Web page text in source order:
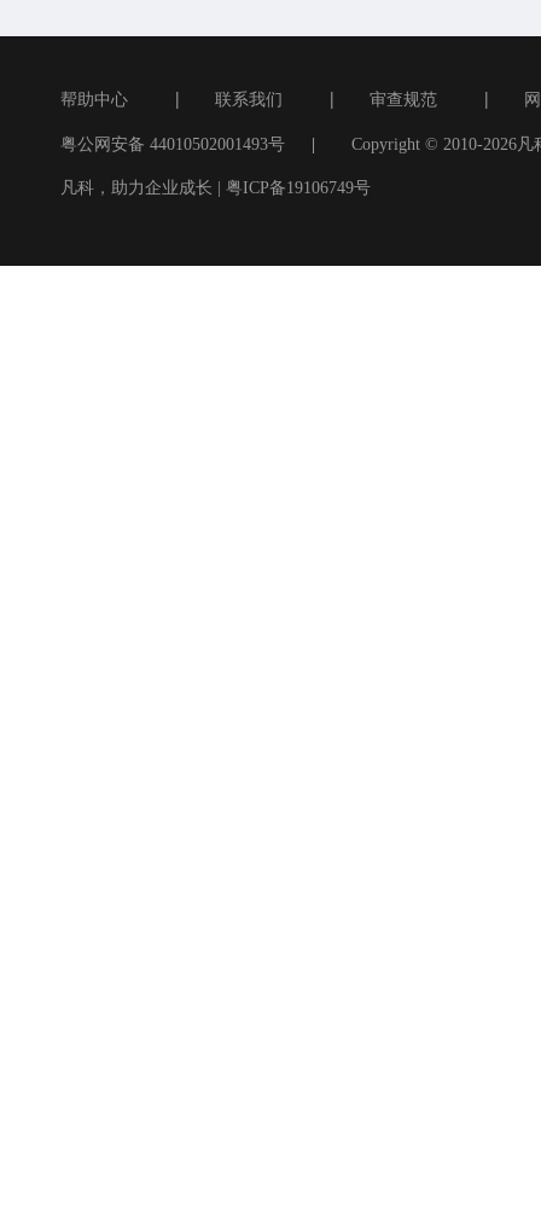
帮助中心 | 联系我们 | 审查规范 |
粤公网安备 44010502001493号 Copyright © 2010-2026
凡科，助力企业成长 | 粤ICP备19106749号